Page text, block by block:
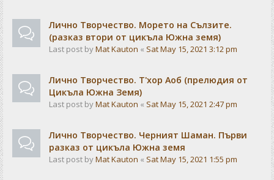
Лично Творчество. Морето на Сълзите.
(разказ втори от цикъла Южна земя)
Last post byMat Kauton « Sat May 15, 2021 3:12 pm
Лично Творчество. Т'хор Аоб (прелюдия от
Цикъла Южна Земя)
Last post byMat Kauton « Sat May 15, 2021 2:47 pm
Лично Творчество. Черният Шаман. Първи
разказ от цикъла Южна земя
Last post byMat Kauton « Sat May 15, 2021 1:55 pm